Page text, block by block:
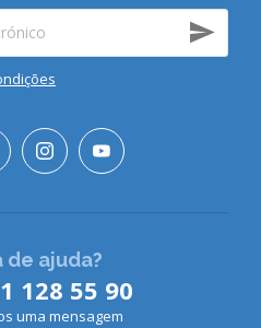
de ajuda?
128 55 90
uma mensagem